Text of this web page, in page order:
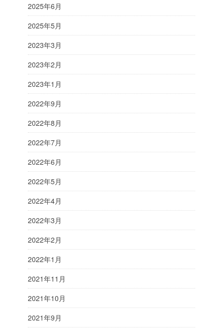
2025年6月
2025年5月
2023年3月
2023年2月
2023年1月
2022年9月
2022年8月
2022年7月
2022年6月
2022年5月
2022年4月
2022年3月
2022年2月
2022年1月
2021年11月
2021年10月
2021年9月